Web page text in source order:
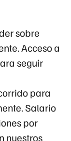
sobre
Acceso a
seguir
para
Salario
por
nuestros